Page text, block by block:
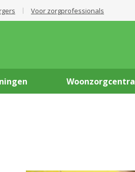
Voor zorgprofessionals
Woonzorgcentra